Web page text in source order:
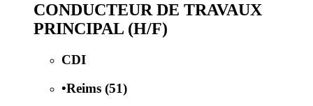
CONDUCTEUR DE TRAVAUX
PRINCIPAL (H/F)
CDI
•Reims (51)